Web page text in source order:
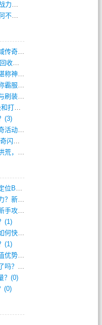
析？
？
传奇之路，魔域重现：揭秘最新魔之域传奇攻(712)
回收钱银，满载而归：传奇私服RMB回收装(548)
亟待解答：传奇十大变态装备，哪件堪称神器(347)
新开私服天下无双：如何快速升级，称霸服务(681)
新传奇私服电脑版如何快速提升战力与刷装备(835)
寻找WOO传奇私服，有什么快速升级和打宝(864)
(3)
如何正确使用特殊戒指来进行公益传奇活动？(10)
单职业打金传奇(重塑经典，单职业传奇闪耀(10)
仗剑问仙途，仙罡神器传：探索上古洪荒，揭(813)
龙渊版本地图坐标全解析，如何快速定位BO(3)
逆天单职业微端传奇如何快速提升战力？新手(2)
红月传说战神版如何快速提升战力？新手攻略(2)
(1)
逆水寒单职业存在哪些可利用漏洞？如何快速(1)
(1)
一键元宝完成任务究竟能带来哪些超值优势？(0)
一个特戒对传奇玩家来说真的就够用了吗？(0)
？(0)
(0)